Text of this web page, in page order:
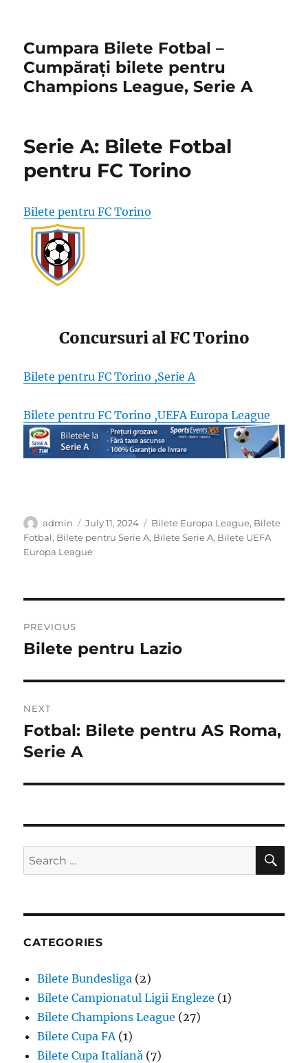
Cumpara Bilete Fotbal –
Cumpărați bilete pentru
Champions League, Serie A
Serie A: Bilete Fotbal
pentru FC Torino
Bilete pentru FC Torino
Concursuri al FC Torino
Bilete pentru FC Torino ,Serie A
Bilete pentru FC Torino ,UEFA Europa League
Author
admin
Posted
on
July 11, 2024 Categories
Bilete Europa League, Bilete
Fotbal, Bilete pentru Serie A, Bilete Serie A, Bilete UEFA
Europa League
navigation
PREVIOUS
Previous
Bilete pentru Lazio
NEXT
Next
post:
Fotbal: Bilete pentru AS Roma,
Serie A
Search
for:
CATEGORIES
Bilete Bundesliga (2)
Bilete Campionatul Ligii Engleze (1)
Bilete Champions League (27)
Bilete Cupa FA (1)
Bilete Cupa Italiană (7)